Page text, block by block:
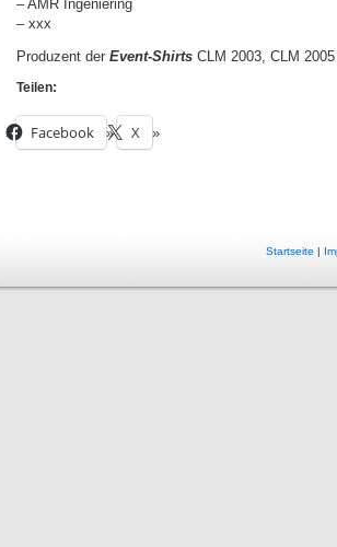
– AMR Ingeniering
– xxx
Produzent der Event-Shirts CLM 2003, CLM
Teilen:
Facebook X
Startseite |